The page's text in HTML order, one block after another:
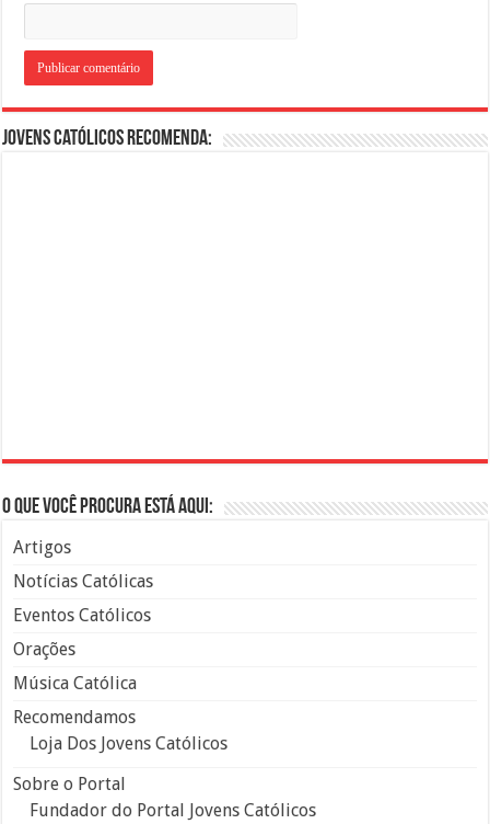
Jovens Católicos Recomenda:
O que você procura está aqui:
Artigos
Notícias Católicas
Eventos Católicos
Orações
Música Católica
Recomendamos
Loja Dos Jovens Católicos
Sobre o Portal
Fundador do Portal Jovens Católicos